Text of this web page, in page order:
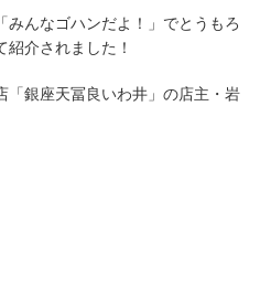
んなゴハンだよ！」でとうもろ
介されました！
「銀座天冨良いわ井」の店主・岩